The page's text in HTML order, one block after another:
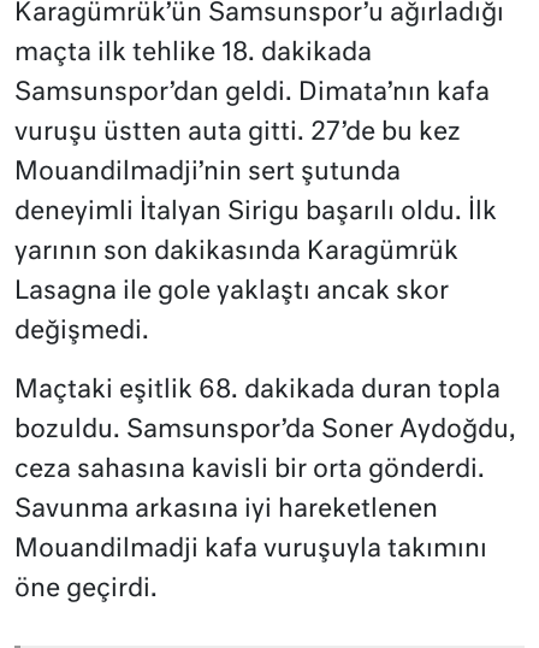
Karagümrük’ün Samsunspor’u ağırladığı
maçta ilk tehlike 18. dakikada
Samsunspor’dan geldi. Dimata’nın kafa
vuruşu üstten auta gitti. 27’de bu kez
Mouandilmadji’nin sert şutunda
deneyimli İtalyan Sirigu başarılı oldu. İlk
yarının son dakikasında Karagümrük
Lasagna ile gole yaklaştı ancak skor
değişmedi.
Maçtaki eşitlik 68. dakikada duran topla
bozuldu. Samsunspor’da Soner Aydoğdu,
ceza sahasına kavisli bir orta gönderdi.
Savunma arkasına iyi hareketlenen
Mouandilmadji kafa vuruşuyla takımını
öne geçirdi.